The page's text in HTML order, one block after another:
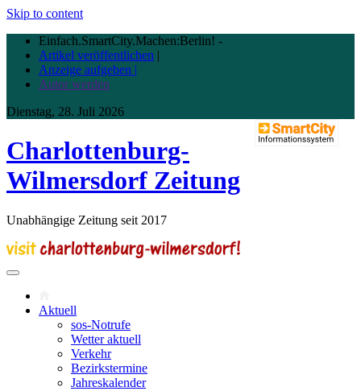
Skip to content
Einfach.SmartCity.Machen:Berlin! -
Artikel veröffentlichen |
Anzeige aufgeben |
Autor werden
Dienstag, 28. Juli 2026
Charlottenburg-
Wilmersdorf Zeitung
Unabhängige Zeitung seit 2017
Aktuell
sos-Notrufe
Wetter aktuell
Verkehr
Bezirkstermine
Jahreskalender